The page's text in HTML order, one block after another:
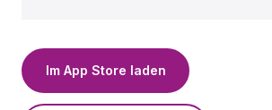
Im App Store laden